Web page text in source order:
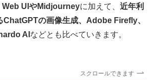
UIやMidjourneyに加えて、 近年利
ChatGPTの画像生成、Adobe Firefly、
AI などとも比べていきます。
スクロールできます